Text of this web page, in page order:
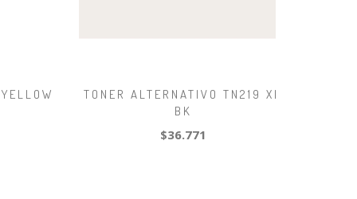
TONER ALTERNATIVO TN219 XL
BK
$36.771